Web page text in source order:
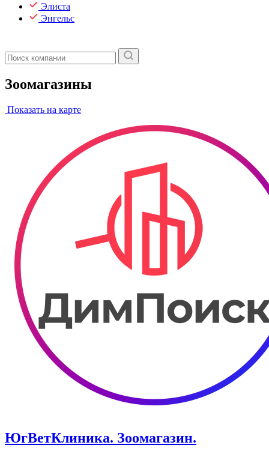
Элиста
Энгельс
Зоомагазины
Показать на карте
ЮгВетКлиника. Зоомагазин.